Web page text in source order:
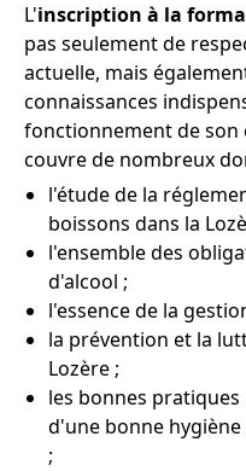
L'inscription à la
pas seulement de
actuelle, mais
connaissances
fonctionnement de son
couvre de nombreux
l'étude de la
boissons dans la
l'ensemble des
d'alcool ;
l'essence de la
la prévention et la
Lozère ;
les bonnes
d'une bonne
;